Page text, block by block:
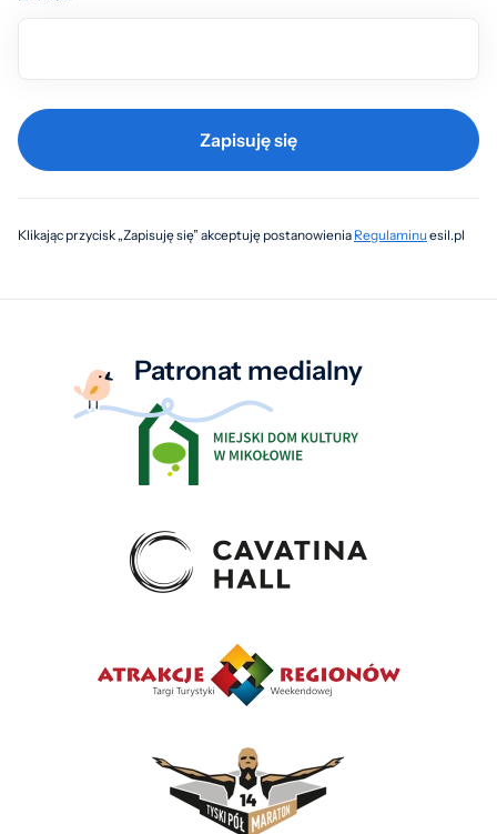
Zapisuję się
Klikając przycisk „Zapisuję się” akceptuję postanowienia Regulaminuesil.pl
Patronat medialny